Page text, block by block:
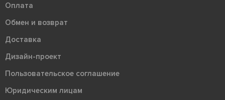
Оплата
Обмен и возврат
Доставка
Дизайн-проект
Пользовательское соглашение
Юридическим лицам